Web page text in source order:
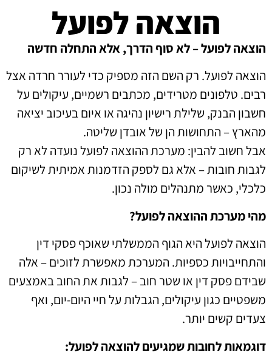
הוצאה לפועל
הוצאה לפועל – לא סוף הדרך, אלא התחלה חדשה
הוצאה לפועל. רק השם הזה מספיק כדי לעורר חרדה אצל
רבים. טלפונים מטרידים, מכתבים רשמיים, עיקולים על
חשבון הבנק, שלילת רישיון נהיגה או איום בעיכוב יציאה
מהארץ – התחושות הן של אובדן שליטה.
אבל חשוב להבין: מערכת ההוצאה לפועל נועדה לא רק
לגבות חובות – אלא גם לספק הזדמנות אמיתית לשיקום
כלכלי, כאשר מתנהלים מולה נכון.
מהי מערכת ההוצאה לפועל?
הוצאה לפועל היא הגוף הממשלתי שאוכף פסקי דין
והתחייבויות כספיות. המערכת מאפשרת לזוכים – אלה
שבידם פסק דין או שטר חוב – לגבות את החוב באמצעים
משפטיים כגון עיקולים, הגבלות על חיי היום-יום, ואף
צעדים קשים יותר.
דוגמאות לחובות שמגיעים להוצאה לפועל: